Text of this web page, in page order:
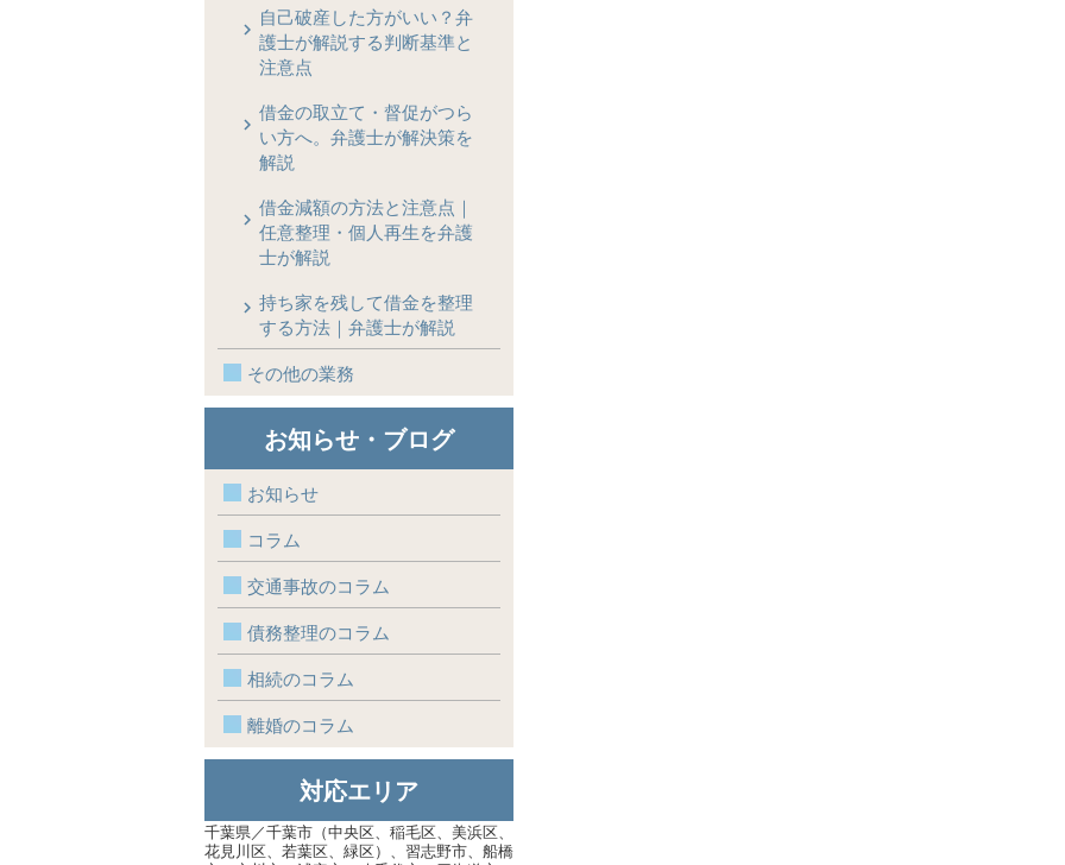
自己破産した方がいい？弁
護士が解説する判断基準と
注意点
借金の取立て・督促がつら
い方へ。弁護士が解決策を
解説
借金減額の方法と注意点｜
任意整理・個人再生を弁護
士が解説
持ち家を残して借金を整理
する方法｜弁護士が解説
その他の業務
お知らせ・ブログ
お知らせ
コラム
交通事故のコラム
債務整理のコラム
相続のコラム
離婚のコラム
対応エリア
千葉県／千葉市（中央区、稲毛区、美浜区、
花見川区、若葉区、緑区）、習志野市、船橋